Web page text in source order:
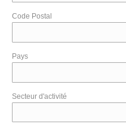
Code Postal
Pays
Secteur d'activité